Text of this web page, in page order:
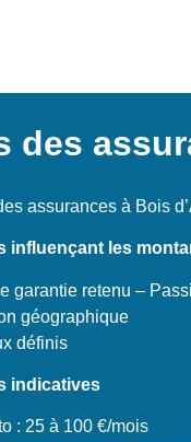
des
assurances à Bois
influençant les
garantie retenu –
géographique
définis
indicatives
: 25 à 100 €/mois